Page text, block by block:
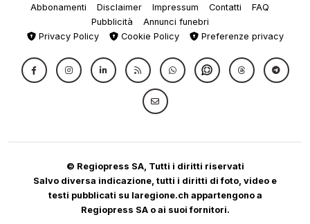
Abbonamenti Disclaimer Impressum Contatti
FAQ
Pubblicità
Annunci funebri
Privacy Policy
Cookie Policy Preferenze privacy
© Regiopress SA, Tutti i diritti riservati
Salvo diversa indicazione, tutti i diritti di foto, video e
testi pubblicati su laregione.ch appartengono a
Regiopress SA o ai suoi fornitori.